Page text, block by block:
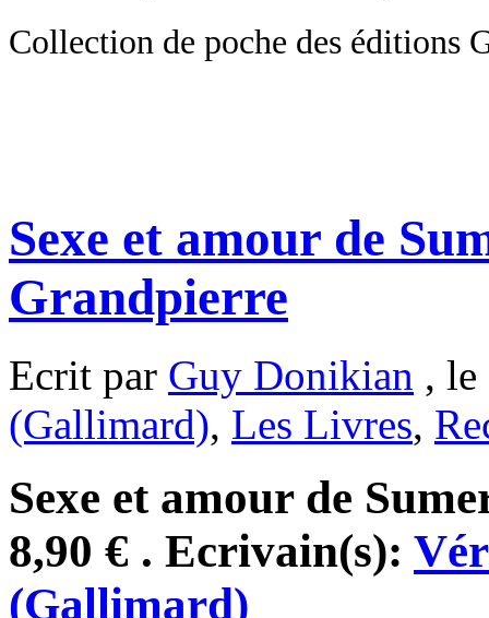
Collection de poche des éditions
Sexe et amour de
Grandpierre
Ecrit par Guy Donikian ,
(Gallimard), Les Livres,
Sexe et amour de
8,90 € . Ecrivain(s):
(Gallimard)